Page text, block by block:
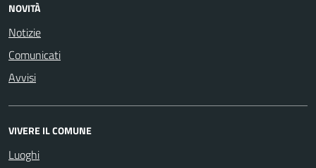
NOVITÀ
Notizie
Comunicati
Avvisi
VIVERE IL COMUNE
Luoghi